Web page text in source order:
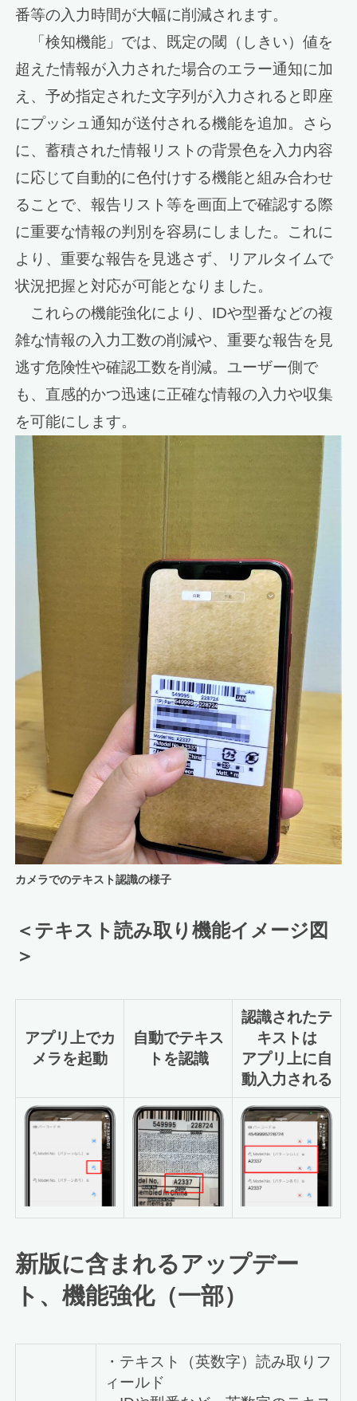
番等の入力時間が大幅に削減されます。
「検知機能」では、既定の閾（しきい）値を
超えた情報が入力された場合のエラー通知に加
え、予め指定された文字列が入力されると即座
にプッシュ通知が送付される機能を追加。さら
に、蓄積された情報リストの背景色を入力内容
に応じて自動的に色付けする機能と組み合わせ
ることで、報告リスト等を画面上で確認する際
に重要な情報の判別を容易にしました。これに
より、重要な報告を見逃さず、リアルタイムで
状況把握と対応が可能となりました。
これらの機能強化により、IDや型番などの複
雑な情報の入力工数の削減や、重要な報告を見
逃す危険性や確認工数を削減。ユーザー側で
も、直感的かつ迅速に正確な情報の入力や収集
を可能にします。
カメラでのテキスト認識の様子
＜テキスト読み取り機能イメージ図
＞
アプリ上でカ
メラを起動
自動でテキス
トを認識
認識されたテ
キストは
アプリ上に自
動入力される
新版に含まれるアップデー
ト、機能強化（一部）
・テキスト（英数字）読み取りフ
ィールド